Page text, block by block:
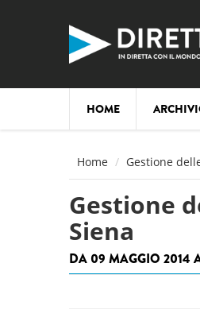
HOME
Home Gestione
Gestione
Siena
DA 09 MAGGIO 2014